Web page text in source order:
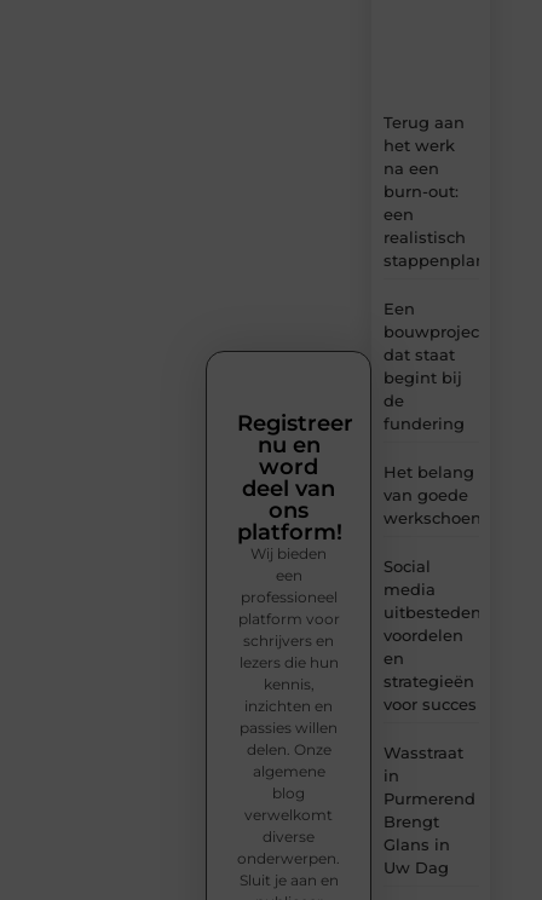
Terug aan
het werk
na een
burn-out:
een
realistisch
stappenplan
Een
bouwproject
dat staat
begint bij
de
fundering
Het belang
van goede
werkschoenen
Social
media
uitbesteden:
voordelen
en
strategieën
voor succes
Wasstraat
in
Purmerend
Brengt
Glans in
Uw Dag
Registreer
nu en
word
deel van
ons
platform!
Wij bieden
een
professioneel
platform voor
schrijvers en
lezers die hun
kennis,
inzichten en
passies willen
delen. Onze
algemene
blog
verwelkomt
diverse
onderwerpen.
Sluit je aan en